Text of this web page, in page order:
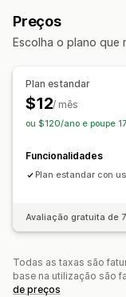
Preços
Escolha o plano que
Plan estandar
$12/ mês
ou $120/ano e poupe
Funcionalidades
Plan estandar con
Avaliação gratuita de
Todas as taxas são
base na utilização são
de preços